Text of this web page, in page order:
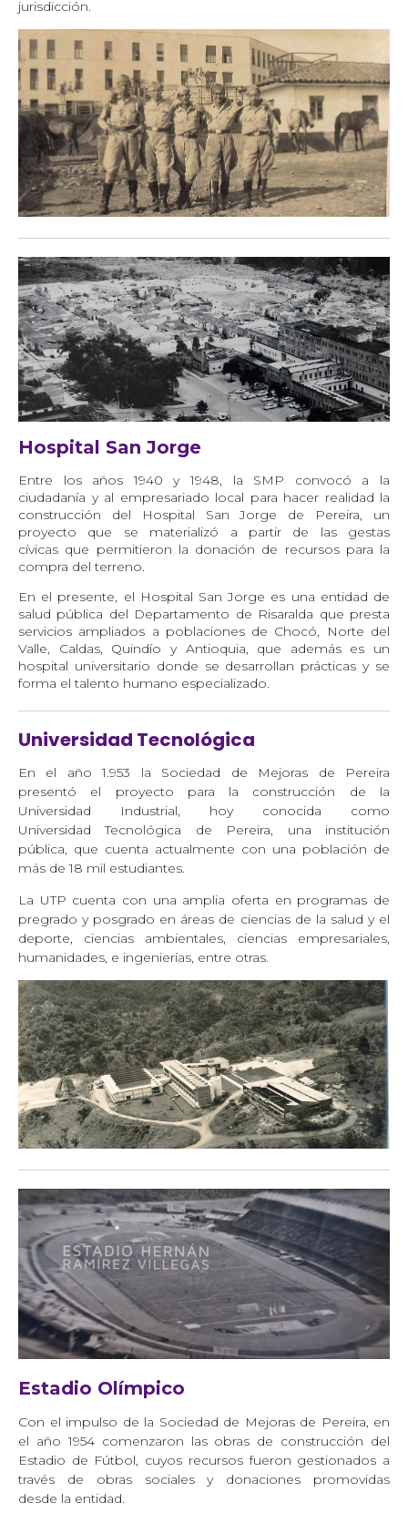
jurisdicción.
Hospital San Jorge
Entre los años 1940 y 1948, la SMP convocó a la
ciudadanía y al empresariado local para hacer realidad la
construcción del Hospital San Jorge de Pereira, un
proyecto que se materializó a partir de las gestas
cívicas que permitieron la donación de recursos para la
compra del terreno.
En el presente, el Hospital San Jorge es una entidad de
salud pública del Departamento de Risaralda que presta
servicios ampliados a poblaciones de Chocó, Norte del
Valle, Caldas, Quindío y Antioquia, que además es un
hospital universitario donde se desarrollan prácticas y se
forma el talento humano especializado.
Universidad Tecnológica
En el año 1.953 la Sociedad de Mejoras de Pereira
presentó el proyecto para la construcción de la
Universidad Industrial, hoy conocida como
Universidad Tecnológica de Pereira, una institución
pública, que cuenta actualmente con una población de
más de 18 mil estudiantes.
La UTP cuenta con una amplia oferta en programas de
pregrado y posgrado en áreas de ciencias de la salud y el
deporte, ciencias ambientales, ciencias empresariales,
humanidades, e ingenierías, entre otras.
Estadio Olímpico
Con el impulso de la Sociedad de Mejoras de Pereira, en
el año 1954 comenzaron las obras de construcción del
Estadio de Fútbol, cuyos recursos fueron gestionados a
través de obras sociales y donaciones promovidas
desde la entidad.